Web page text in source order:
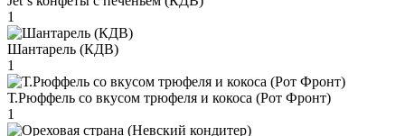
1
Шантарель (КДВ)
1
Т.Рюффель со вкусом трюфеля и кокоса (Рот Фронт)
1